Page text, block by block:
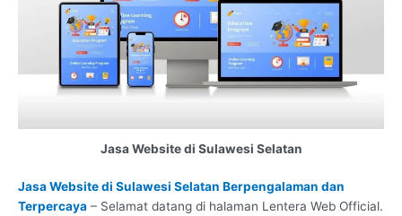
Jasa Website di Sulawesi Selatan
Jasa Website di Sulawesi Selatan Berpengalaman dan
Terpercaya – Selamat datang di halaman Lentera Web Official.